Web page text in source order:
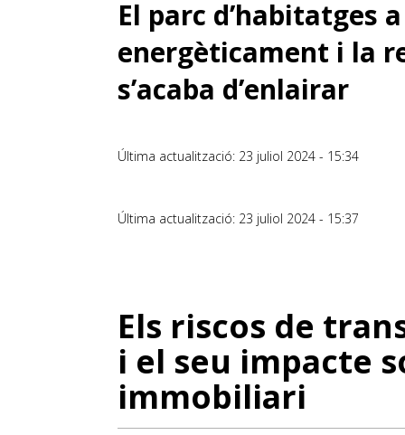
El parc d’habitatges
energèticament i la
s’acaba d’enlairar
Última actualització: 23 juliol 2024 - 15:34
Última actualització: 23 juliol 2024 - 15:37
Els riscos de
i el seu impacte
immobiliari